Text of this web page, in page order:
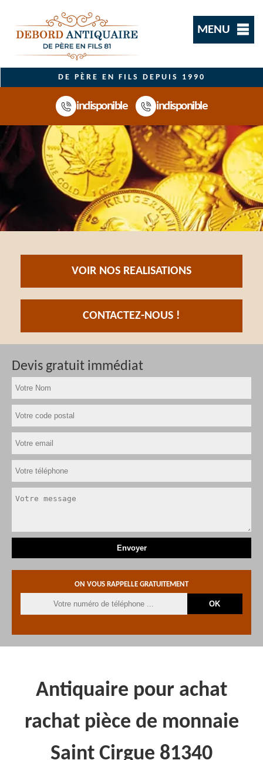
MENU
DE PÈRE EN FILS DEPUIS 1990
indisponible indisponible
VOIR NOS REALISATIONS
CONTACTEZ-NOUS !
Devis gratuit immédiat
ON VOUS RAPPELLE GRATUITEMENT
Antiquaire pour achat
rachat pièce de monnaie
Saint Cirgue 81340